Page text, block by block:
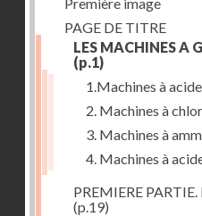
PAGE DE TITRE
LES MACHINES A
(p.1)
1.Machines à
2. Machines à
3. Machines à
4. Machines à
PREMIERE
(p.19)